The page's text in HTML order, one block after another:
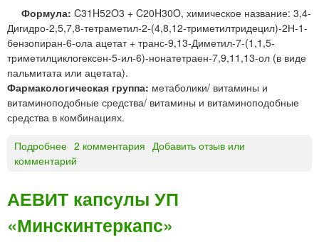
б
л
е
т
к
и
ш
и
е
е
Формула: C31H52O3 + C20H30O, химическое название: 3,4-
Дигидро-2,5,7,8-тетраметил-2-(4,8,12-триметилтридецил)-2Н-1-
бензопиран-6-ола ацетат + транс-9,13-Диметил-7-(1,1,5-
триметилциклогексен-5-ил-6)-нонатетраен-7,9,11,13-ол (в виде
пальмитата или ацетата).
Фармакологическая группа: метаболики/ витамины и
витаминоподобные средства/ витамины и витаминоподобные
средства в комбинациях.
Подробнее
В
м
и
2 комментария Добавить отзыв или
комментарий
АЕВИТ капсулы УП
«Минскинтеркапс»